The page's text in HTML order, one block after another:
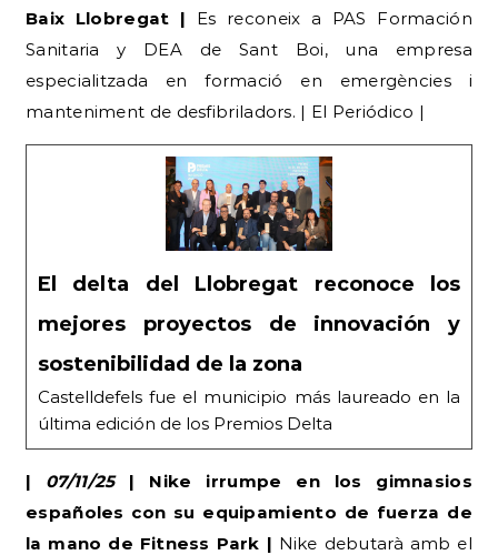
Baix Llobregat | Es reconeix a PAS Formación
Sanitaria y DEA de Sant Boi, una empresa
especialitzada en formació en emergències i
manteniment de desfibriladors. | El Periódico |
El delta del Llobregat reconoce los
mejores proyectos de innovación y
sostenibilidad de la zona
Castelldefels fue el municipio más laureado en la
última edición de los Premios Delta
| 07/11/25| Nike irrumpe en los gimnasios
españoles con su equipamiento de fuerza de
la mano de Fitness Park | Nike debutarà amb el